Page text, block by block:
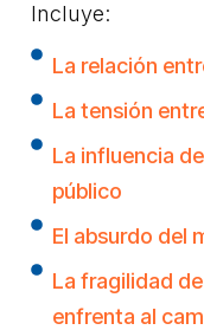
Incluye:
La relación
La tensión
La influencia
público
El absurdo del
La fragilidad
enfrenta al